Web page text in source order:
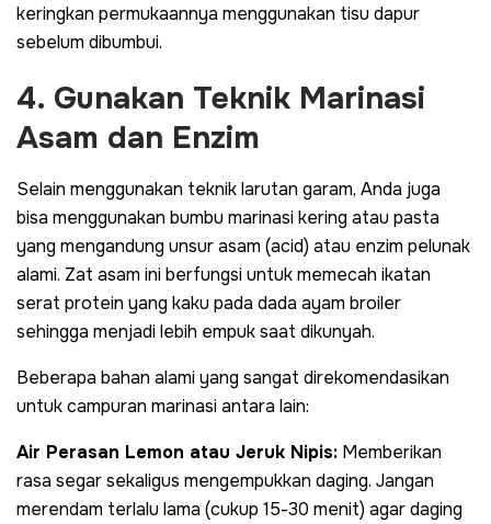
keringkan permukaannya menggunakan tisu dapur
sebelum dibumbui.
4. Gunakan Teknik Marinasi
Asam dan Enzim
Selain menggunakan teknik larutan garam, Anda juga
bisa menggunakan bumbu marinasi kering atau pasta
yang mengandung unsur asam (acid) atau enzim pelunak
alami. Zat asam ini berfungsi untuk memecah ikatan
serat protein yang kaku pada dada ayam broiler
sehingga menjadi lebih empuk saat dikunyah.
Beberapa bahan alami yang sangat direkomendasikan
untuk campuran marinasi antara lain:
Air Perasan Lemon atau Jeruk Nipis: Memberikan
rasa segar sekaligus mengempukkan daging. Jangan
merendam terlalu lama (cukup 15-30 menit) agar daging